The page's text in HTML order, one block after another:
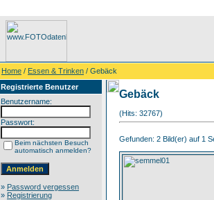
Home / Essen & Trinken / Gebäck
Registrierte Benutzer
Benutzername:
Passwort:
Beim nächsten Besuch
automatisch anmelden?
» Password vergessen
» Registrierung
Gebäck
(Hits: 32767)
Gefunden: 2 Bild(er) auf 1